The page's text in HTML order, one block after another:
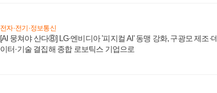
전자·전기·정보통신
[AI 뭉쳐야 산다⑧] LG·엔비디아 '피지컬 AI' 동맹 강화, 구광모 제조·데
이터·기술 결집해 종합 로보틱스 기업으로